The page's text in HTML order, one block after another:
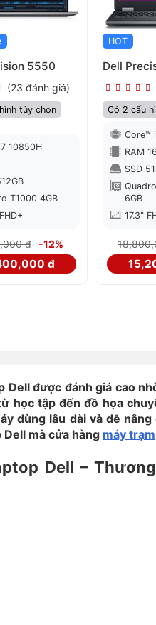
5550
(23 đánh giá)
tùy chọn
10850H
T1000 4GB
đ -12%
đ
HOT
Dell
Có 2 cấu
Core™
RAM
SSD
6GB
17.3"
Dell được đánh giá cao
học tập đến đồ họa
dùng lâu dài và dễ
Dell mà cửa hàng máy trạm
Dell –